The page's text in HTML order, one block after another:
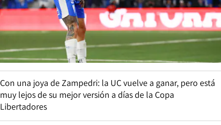
Con una joya de Zampedri: la UC vuelve a ganar, pero está
muy lejos de su mejor versión a días de la Copa
Libertadores